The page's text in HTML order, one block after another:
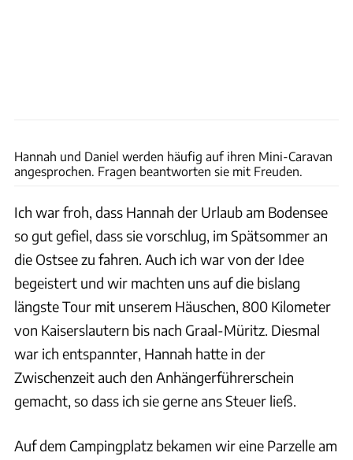
Hannah und Daniel werden häufig auf ihren Mini-Caravan
angesprochen. Fragen beantworten sie mit Freuden.
Ich war froh, dass Hannah der Urlaub am Bodensee
so gut gefiel, dass sie vorschlug, im Spätsommer an
die Ostsee zu fahren. Auch ich war von der Idee
begeistert und wir machten uns auf die bislang
längste Tour mit unserem Häuschen, 800 Kilometer
von Kaiserslautern bis nach Graal-Müritz. Diesmal
war ich entspannter, Hannah hatte in der
Zwischenzeit auch den Anhängerführerschein
gemacht, so dass ich sie gerne ans Steuer ließ.
Auf dem Campingplatz bekamen wir eine Parzelle am